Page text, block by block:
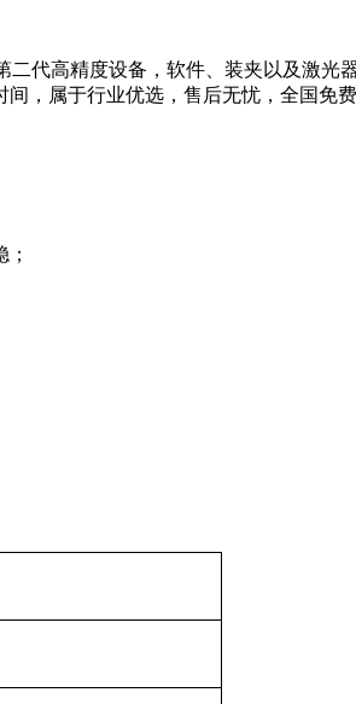
代高精度设备，软件、装夹以及激
，属于行业优选，售后无忧，全国免